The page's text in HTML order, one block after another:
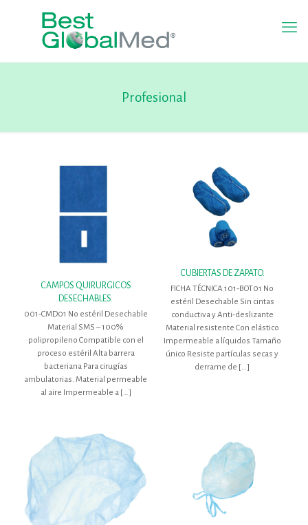
Profesional
CAMPOS QUIRURGICOS
DESECHABLES.
001-CMD01 No estéril Desechable
Material SMS – 100%
polipropileno Compatible con el
proceso estéril Alta barrera
bacteriana Para cirugías
ambulatorias. Material permeable
al aire Impermeable a[…]
CUBIERTAS DE ZAPATO.
FICHA TÉCNICA 101-BOT01 No
estéril Desechable Sin cintas
conductiva y Anti-deslizante
Material resistente Con elástico
Impermeable a líquidos Tamaño
único Resiste partículas secas y
derrame de […]